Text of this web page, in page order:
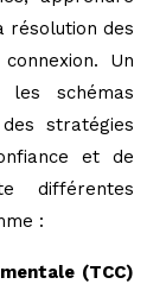
résolution des
Un
schémas
stratégies
et de
différentes
:
(TCC)